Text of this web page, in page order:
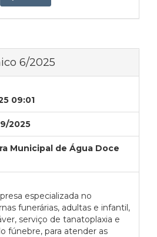
6/2025
09:01
2025
Municipal de Água Doce
especializada no
funerárias, adultas e infantil,
serviço de tanatoplaxia e
fúnebre, para atender as